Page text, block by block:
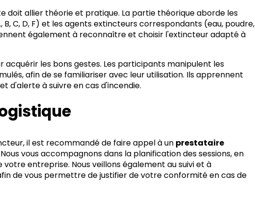
doit allier théorie et pratique. La partie théorique aborde les
C, D, F) et les agents extincteurs correspondants (eau, poudre,
également à reconnaître et choisir l'extincteur adapté à
les bons gestes. Les participants manipulent les
afin de se familiariser avec leur utilisation. Ils apprennent
d'alerte à suivre en cas d'incendie.
il est recommandé de faire appel à un prestataire
Nous vous accompagnons dans la planification des sessions, en
entreprise. Nous veillons également au suivi et à
de vous permettre de justifier de votre conformité en cas de